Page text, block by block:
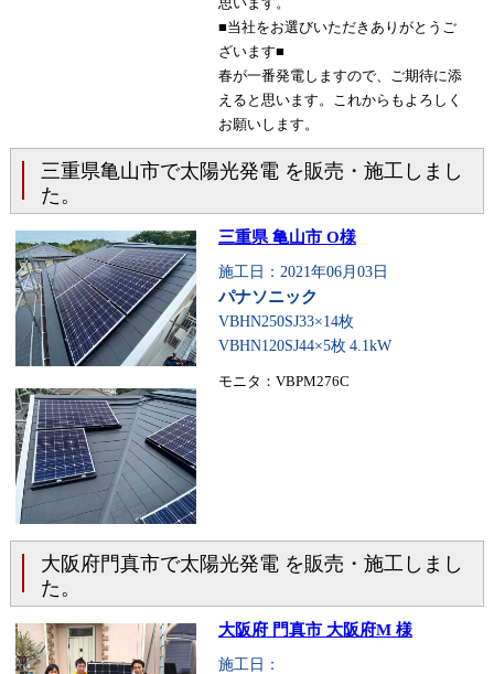
■当社をお選びいただきありがとうご
ざいます■
春が一番発電しますので、ご期待に添
えると思います。これからもよろしく
お願いします。
三重県亀山市で太陽光発電 を販売・施工しまし
た。
三重県 亀山市 O様
施工日：2021年06月03日
パナソニック
VBHN250SJ33×14枚
VBHN120SJ44×5枚 4.1kW
モニタ：VBPM276C
大阪府門真市で太陽光発電 を販売・施工しまし
た。
大阪府 門真市 大阪府M 様
施工日：